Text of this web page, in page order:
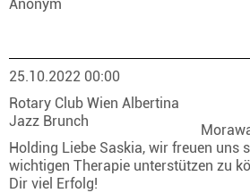
Anonym
25.10.2022 00:00
Rotary Club Wien Albertina
Jazz Brunch
Holding Liebe Saskia, wir freuen uns
wichtigen Therapie unterstützen zu
Dir viel Erfolg!